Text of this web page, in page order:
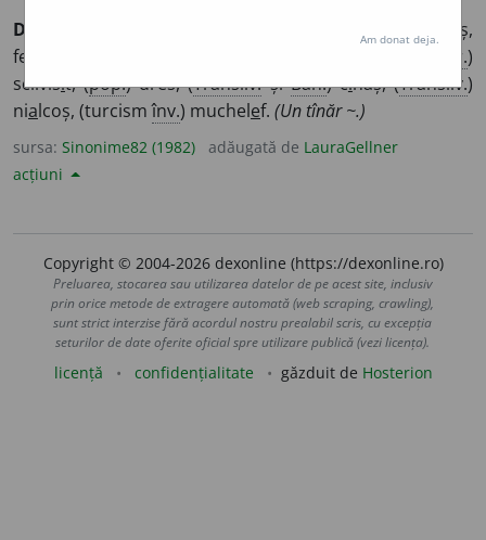
DICHIS
aranjat, cochet, elegant, fercheș,
ferchezuit, gătit, îngrijit, spilcuit, (
depr.)
sclivisit, (pop.) dres, (Transilv.șiBan.) cinaș, (Transilv.)
nialcoș, (turcismînv.) muchelef. (Un tînăr ~.)
sursa: Sinonime82 (1982) adăugată de LauraGellner
acțiuni
Copyright © 2004-2026 dexonline (https://dexonline.ro)
Preluarea, stocarea sau utilizarea datelor de pe acest site, inclusiv
prin orice metode de extragere automată (web scraping, crawling),
sunt strict interzise fără acordul nostru prealabil scris, cu excepția
seturilor de date oferite oficial spre utilizare publică (vezi licența).
licență confidențialitate găzduit de Hosterion
Am donat deja.